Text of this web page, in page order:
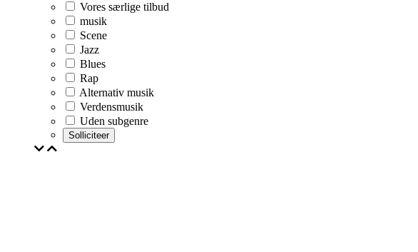
Vores særlige tilbud
musik
Scene
Jazz
Blues
Rap
Alternativ musik
Verdensmusik
Uden subgenre
Solliciteer